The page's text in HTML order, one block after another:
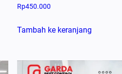
Rp450.000
Tambah ke keranjang